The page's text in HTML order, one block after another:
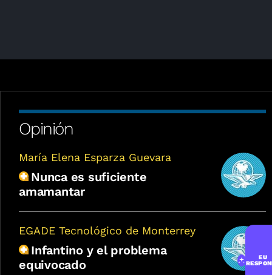
EU
Opinión
María Elena Esparza Guevara
Nunca es suficiente
amamantar
EGADE Tecnológico de Monterrey
Infantino y el problema
equivocado